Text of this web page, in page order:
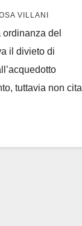
trattati
diffusione
VILLANI
del
il divieto di
tuttavia non cita